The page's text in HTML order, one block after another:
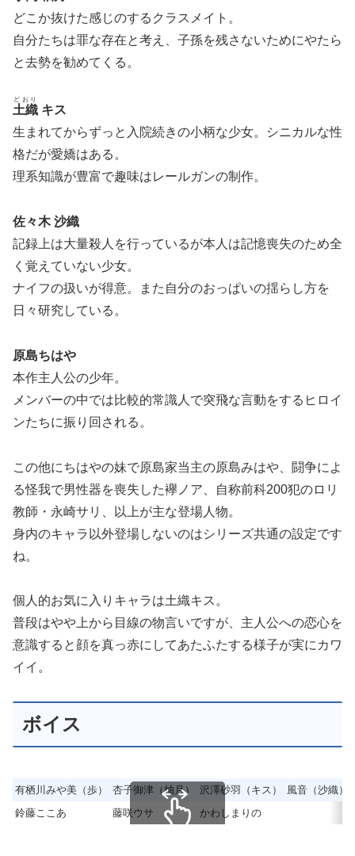
どこか抜けた感じのするクラスメイト。
自分たちは罪な存在と考え、子孫を残さないためにやたら
と去勢を勧めてくる。
土織
どおり
キス
生まれてからずっと入院続きの小柄な少女。シニカルな性
格だが愛嬌はある。
理系知識が豊富で趣味はレールガンの制作。
佐々木 沙織
記録上は大量殺人を行っているが本人は記憶喪失のため全
く覚えていない少女。
ナイフの扱いが得意。また自分のおっぱいの揺らし方を
日々研究している。
原島ちはや
本作主人公の少年。
メンバーの中では比較的常識人で突飛な言動をするヒロイ
ンたちに振り回される。
この他にちはやの妹で原島家当主の原島みはや、闘争によ
る怪我で男性器を喪失した襷ノア、自称前科200犯のロリ
教師・永崎サリ、以上が主な登場人物。
身内のキャラ以外登場しないのはシリーズ共通の設定です
ね。
個人的お気に入りキャラは土織キス。
普段はやや上から目線の物言いですが、主人公への恋心を
意識すると顔を真っ赤にしてあたふたする様子が実にカワ
イイ。
ボイス
有栖川みや美（歩） 杏子御津（柚月） 沢澤砂羽（キス）
風音（沙織）
鈴藤ここあ
藤咲ウサ かわしまりの